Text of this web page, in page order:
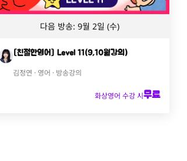
다음 방송: 9월 2일 (수)
[친절한영어] Level 11(9,10월강의)
김정연 · 영어 · 방송강의
화상영어 수강 시무료